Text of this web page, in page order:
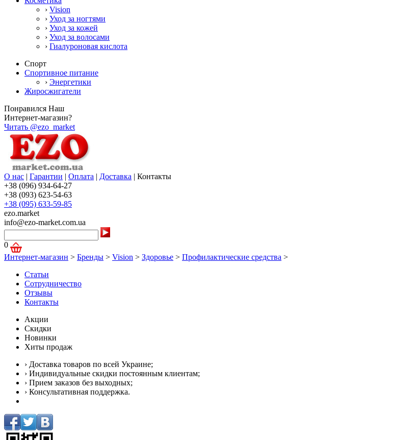
› Vision
› Уход за ногтями
› Уход за кожей
› Уход за волосами
› Гиалуроновая кислота
Спорт
Спортивное питание
› Энергетики
Жиросжигатели
Понравился Наш
Интернет-магазин?
Читать @ezo_market
О нас | Гарантии | Оплата | Доставка | Контакты
+38 (096) 934-64-27
+38 (093) 623-54-63
+38 (095) 633-59-85
ezo.market
info@ezo-market.com.ua
0
Интернет-магазин > Бренды > Vision > Здоровье > Профилактические средства >
Статьи
Сотрудничество
Отзывы
Контакты
Акции
Скидки
Новинки
Хиты продаж
› Доставка товаров по всей Украине;
› Индивидуальные скидки постоянным клиентам;
› Прием заказов без выходных;
› Консультативная поддержка.